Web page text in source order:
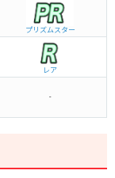
プリズムスター
レア
-